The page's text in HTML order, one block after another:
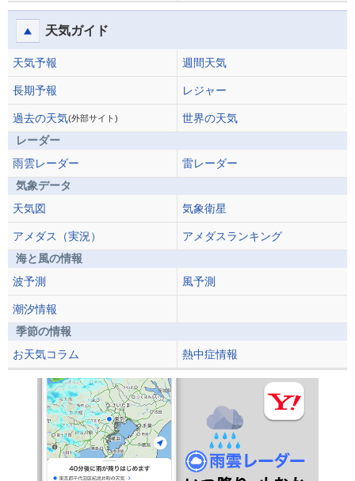
天気ガイド
天気予報 週間天気
長期予報 レジャー
過去の天気(外部サイト)
世界の天気
レーダー
雨雲レーダー
雷レーダー
気象データ
天気図
気象衛星
アメダス（実況）
アメダスランキング
海と風の情報
波予測
風予測
潮汐情報
季節の情報
お天気コラム
熱中症情報